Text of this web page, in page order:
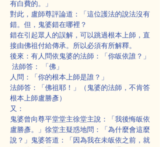
有白費的。」
對此，盧師尊評論道：「這位護法的說法沒有
錯。但，鬼婆錯在哪裡？
錯在引起眾人的誤解，可以跳過根本上師，直
接由佛祖付給傳承。所以必須有所解釋。
後來：有人問依鬼婆的法師：「你皈依誰？」
法師答： 「佛」
人問：「你的根本上師是誰？」
法師答：「佛祖耶！」（鬼婆的法師，不肯答
根本上師盧勝彥）
又：
鬼婆曾向尊平堂堂主徐堂主說：「我後悔皈依
盧勝彥。」徐堂主疑惑地問：「為什麼會這麼
說？」鬼婆答道：「因為我在未皈依之前，就